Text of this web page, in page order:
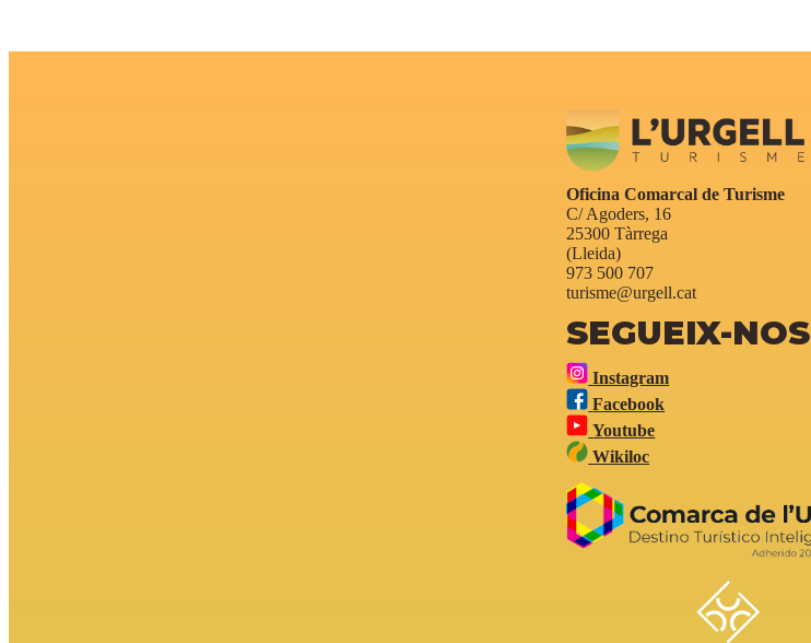
Oficina Comarcal de Turisme
C/ Agoders, 16
25300 Tàrrega
(Lleida)
973 500 707
turisme@urgell.cat
SEGUEIX-NOS
Instagram
Facebook
Youtube
Wikiloc